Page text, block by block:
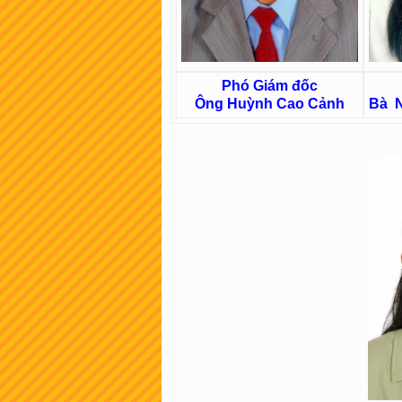
Phó Giám đốc
Ông Huỳnh Cao Cảnh
Bà